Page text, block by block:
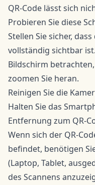
QR-Code lässt sich
Probieren Sie diese
Stellen Sie sicher,
vollständig sichtbar
Bildschirm
zoomen Sie heran.
Reinigen Sie die
Halten Sie das
Entfernung zum QR-
Wenn sich der QR-
befindet, benötigen
(Laptop, Tablet,
des Scannens